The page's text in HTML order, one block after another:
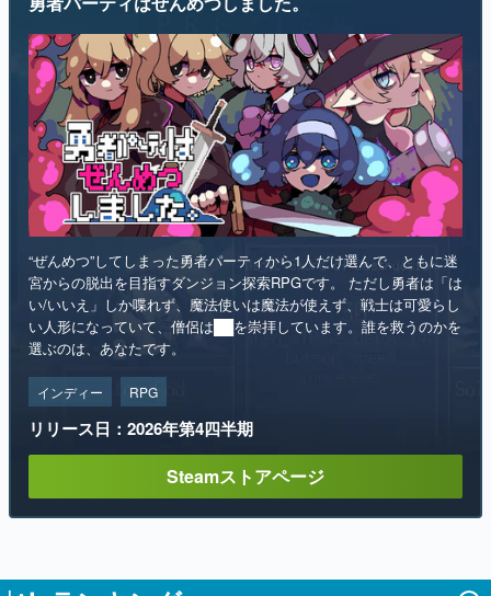
“ぜんめつ”してしまった勇者パーティから1人だけ選んで、ともに迷
宮からの脱出を目指すダンジョン探索RPGです。 ただし勇者は「は
い/いいえ」しか喋れず、魔法使いは魔法が使えず、戦士は可愛らし
選ぶのは、あなたです。
インディー RPG
リリース日：2026年第4四半期
ランキング
1
「ブタメン」の麺が“約4倍”になった「ブタ